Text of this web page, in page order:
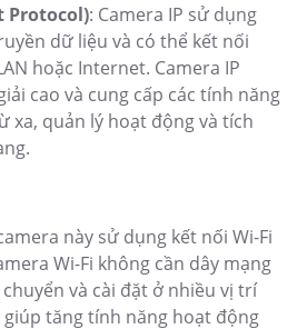
Protocol): Camera IP sử dụng
dữ liệu và có thể kết nối
hoặc Internet. Camera IP
cao và cung cấp các tính năng
xa, quản lý hoạt động và tích
này sử dụng kết nối Wi-Fi
Wi-Fi không cần dây mạng
và cài đặt ở nhiều vị trí
tăng tính năng hoạt động